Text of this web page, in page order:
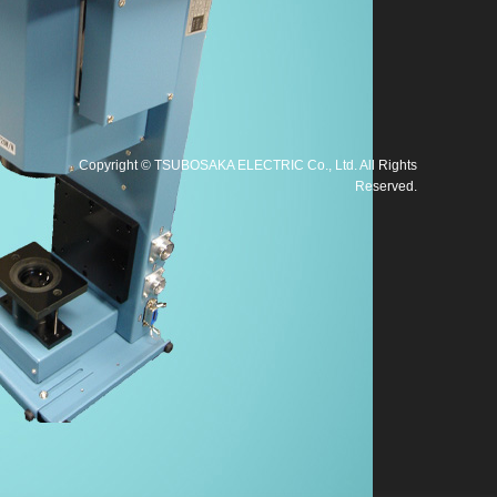
Copyright © TSUBOSAKA ELECTRIC Co., Ltd . All Rights
Reserved.